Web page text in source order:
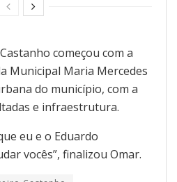
começou com a
Municipal Maria Mercedes
do município, com a
e infraestrutura.
eu e o Eduardo
vocês”, finalizou Omar.